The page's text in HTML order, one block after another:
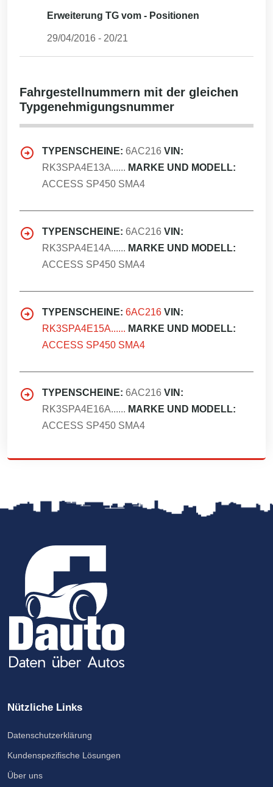
Erweiterung TG vom - Positionen
29/04/2016 - 20/21
Fahrgestellnummern mit der gleichen
Typgenehmigungsnummer
TYPENSCHEINE: 6AC216 VIN:
RK3SPA4E13A...... MARKE UND MODELL:
ACCESS SP450 SMA4
TYPENSCHEINE: 6AC216 VIN:
RK3SPA4E14A...... MARKE UND MODELL:
ACCESS SP450 SMA4
TYPENSCHEINE: 6AC216 VIN:
RK3SPA4E15A...... MARKE UND MODELL:
ACCESS SP450 SMA4
TYPENSCHEINE: 6AC216 VIN:
RK3SPA4E16A...... MARKE UND MODELL:
ACCESS SP450 SMA4
Nützliche Links
Datenschutzerklärung
Kundenspezifische Lösungen
Über uns